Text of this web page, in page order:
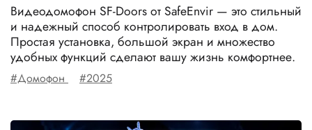
Видеодомофон SF-Doors от SafeEnvir — это стильный
и надежный способ контролировать вход в дом.
Простая установка, большой экран и множество
удобных функций сделают вашу жизнь комфортнее.
#Домофон #2025